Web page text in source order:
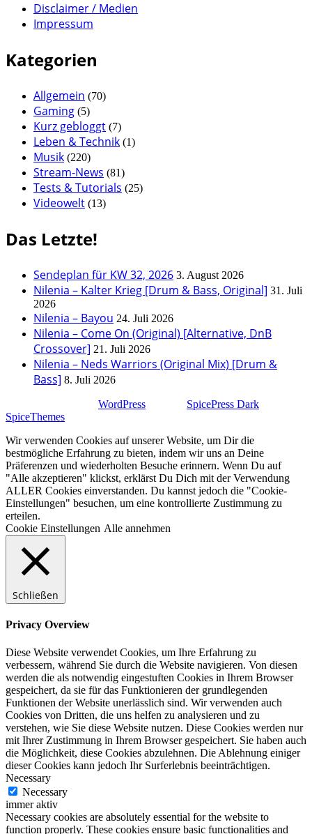
Disclaimer / Medien
Impressum
Kategorien
Allgemein (70)
Gaming (5)
Kurz gebloggt (7)
Leben & Technik (1)
Musik (220)
Stream-News (81)
Tests & Tutorials (25)
Videowelt (13)
Das Letzte!
Sendeplan für KW 32, 2026 3. August 2026
Nilenia – Kalter Krieg [Drum & Bass, Original] 31. Juli
2026
Nilenia – Bayou 24. Juli 2026
Nilenia – Come On (Original) [Alternative, DnB
Crossover] 21. Juli 2026
Nilenia – Neds Warriors (Original Mix) [Drum &
Bass] 8. Juli 2026
WordPress SpicePress Dark
SpiceThemes
Wir verwenden Cookies auf unserer Website, um Dir die
bestmögliche Erfahrung zu bieten, indem wir uns an Deine
Präferenzen und wiederholten Besuche erinnern. Wenn Du auf
"Alle akzeptieren" klickst, erklärst Du Dich mit der Verwendung
ALLER Cookies einverstanden. Du kannst jedoch die "Cookie-
Einstellungen" besuchen, um eine kontrollierte Zustimmung zu
erteilen.
Cookie Einstellungen Alle annehmen
Schließen
Privacy Overview
Diese Website verwendet Cookies, um Ihre Erfahrung zu
verbessern, während Sie durch die Website navigieren. Von diesen
werden die als notwendig eingestuften Cookies in Ihrem Browser
gespeichert, da sie für das Funktionieren der grundlegenden
Funktionen der Website unerlässlich sind. Wir verwenden auch
Cookies von Dritten, die uns helfen zu analysieren und zu
verstehen, wie Sie diese Website nutzen. Diese Cookies werden nur
mit Ihrer Zustimmung in Ihrem Browser gespeichert. Sie haben auch
die Möglichkeit, diese Cookies abzulehnen. Die Ablehnung einiger
dieser Cookies kann jedoch Ihr Surferlebnis beeinträchtigen.
Necessary
Necessary
immer aktiv
Necessary cookies are absolutely essential for the website to
function properly. These cookies ensure basic functionalities and